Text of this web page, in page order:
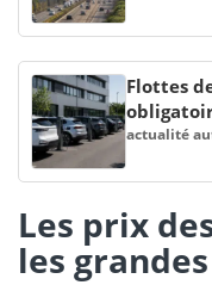
Flottes
actualité
Les prix
les